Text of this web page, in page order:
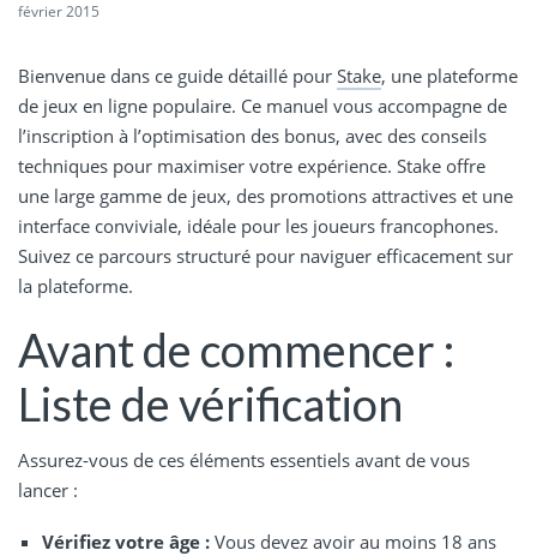
février 2015
Bienvenue dans ce guide détaillé pour Stake, une plateforme
de jeux en ligne populaire. Ce manuel vous accompagne de
l’inscription à l’optimisation des bonus, avec des conseils
techniques pour maximiser votre expérience. Stake offre
une large gamme de jeux, des promotions attractives et une
interface conviviale, idéale pour les joueurs francophones.
Suivez ce parcours structuré pour naviguer efficacement sur
la plateforme.
Avant de commencer :
Liste de vérification
Assurez-vous de ces éléments essentiels avant de vous
lancer :
Vérifiez votre âge : Vous devez avoir au moins 18 ans